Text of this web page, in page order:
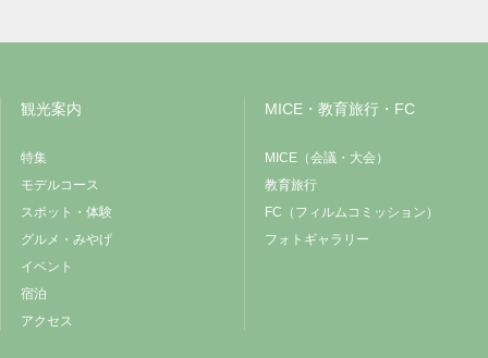
観光案内
特集
モデルコース
スポット・体験
グルメ・みやげ
イベント
宿泊
アクセス
MICE・教育旅行・FC
MICE（会議・大会）
教育旅行
FC（フィルムコミッション）
フォトギャラリー